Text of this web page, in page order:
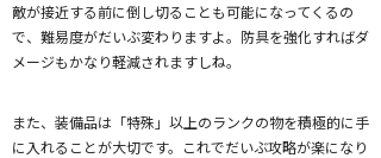
敵が接近する前に倒し切ることも可能になってくるの
で、難易度がだいぶ変わりますよ。防具を強化すればダ
メージもかなり軽減されますしね。
また、装備品は「特殊」以上のランクの物を積極的に手
に入れることが大切です。これでだいぶ攻略が楽になり